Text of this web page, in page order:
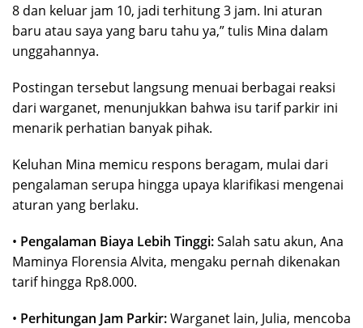
8 dan keluar jam 10, jadi terhitung 3 jam. Ini aturan
baru atau saya yang baru tahu ya,” tulis Mina dalam
unggahannya.
Postingan tersebut langsung menuai berbagai reaksi
dari warganet, menunjukkan bahwa isu tarif parkir ini
menarik perhatian banyak pihak.
Keluhan Mina memicu respons beragam, mulai dari
pengalaman serupa hingga upaya klarifikasi mengenai
aturan yang berlaku.
• Pengalaman Biaya Lebih Tinggi:Salah satu akun, Ana
Maminya Florensia Alvita, mengaku pernah dikenakan
tarif hingga Rp8.000.
• Perhitungan Jam Parkir:Warganet lain, Julia, mencoba